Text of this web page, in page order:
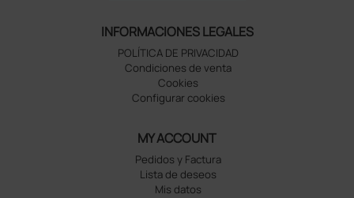
INFORMACIONES LEGALES
POLÍTICA DE PRIVACIDAD
Condiciones de venta
Cookies
Configurar cookies
MY ACCOUNT
Pedidos y Factura
Lista de deseos
Mis datos